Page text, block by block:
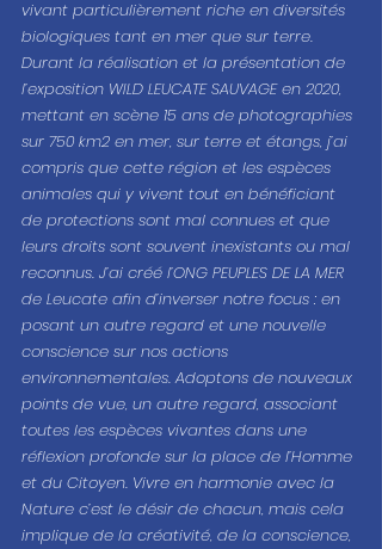
vivant particulièrement riche en diversités
biologiques tant en mer que sur terre.
Durant la réalisation et la présentation de
l’exposition WILD LEUCATE SAUVAGE en 2020,
mettant en scène 15 ans de photographies
sur 750 km2 en mer, sur terre et étangs, j’ai
compris que cette région et les espèces
animales qui y vivent tout en bénéficiant
de protections sont mal connues et que
leurs droits sont souvent inexistants ou mal
reconnus. J’ai créé l’ONG PEUPLES DE LA MER
de Leucate afin d’inverser notre focus : en
posant un autre regard et une nouvelle
conscience sur nos actions
environnementales. Adoptons de nouveaux
points de vue, un autre regard, associant
toutes les espèces vivantes dans une
réflexion profonde sur la place de l’Homme
et du Citoyen. Vivre en harmonie avec la
Nature c’est le désir de chacun, mais cela
implique de la créativité, de la conscience,